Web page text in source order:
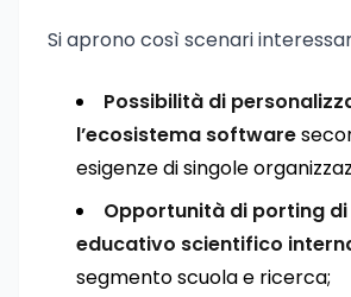
Si aprono così scenari
Possibilità di
l’ecosistema software
esigenze di singole
Opportunità di porting
educativo scientifico
segmento scuola e ricerca;